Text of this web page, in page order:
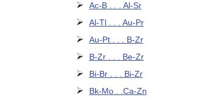
Ac-B . . . Al-Sr
Al-Tl . . . Au-Pr
Au-Pt . . . B-Zr
B-Zr . . . Be-Zr
Bi-Br . . . Bi-Zr
Bk-Mo . .Ca-Zn